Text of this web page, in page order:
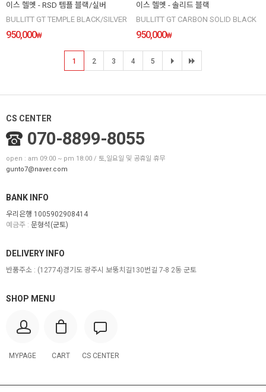
이스 헬멧 - RSD 템플 블랙/실버
BULLITT GT TEMPLE BLACK/SILVER
950,000₩
이스 헬멧 - 솔리드 블랙
BULLITT GT CARBON SOLID BLACK
950,000₩
1 2 3 4 5
CS CENTER
070-8899-8055
open : am 09:00 ~ pm 18:00 / 토,일요일 및 공휴일 휴무
gunto7@naver.com
BANK INFO
우리은행 1005902908414
예금주 : 문형석(군토)
SHOP MENU
MYPAGE CART CS CENTER
DELIVERY INFO
반품주소 : (12774)경기도 광주시 보뚱치길130번길 7-8 2동 군토